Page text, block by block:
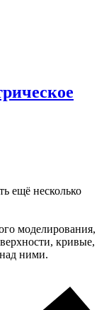
ещё несколько
моделирования,
кривые,
ними.